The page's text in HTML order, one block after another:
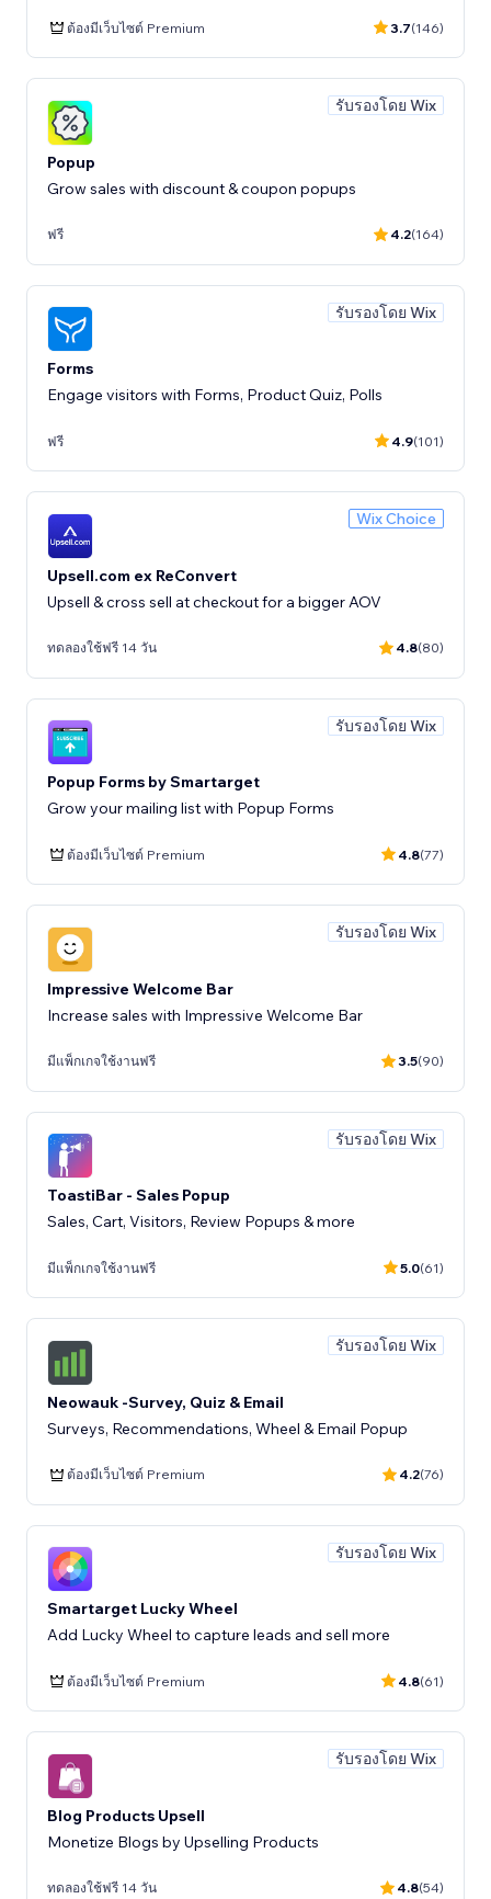
ต้องมีเว็บไซต์ Premium 3.7(146)
รับรองโดย Wix
Popup
Grow sales with discount & coupon popups
ฟรี 4.2(164)
รับรองโดย Wix
Forms
Engage visitors with Forms, Product Quiz, Polls
ฟรี 4.9(101)
Wix Choice
Upsell.com ex ReConvert
Upsell & cross sell at checkout for a bigger AOV
ทดลองใช้ฟรี 14 วัน 4.8(80)
รับรองโดย Wix
Popup Forms by Smartarget
Grow your mailing list with Popup Forms
ต้องมีเว็บไซต์ Premium 4.8(77)
รับรองโดย Wix
Impressive Welcome Bar
Increase sales with Impressive Welcome Bar
มีแพ็กเกจใช้งานฟรี 3.5(90)
รับรองโดย Wix
ToastiBar - Sales Popup
Sales, Cart, Visitors, Review Popups & more
มีแพ็กเกจใช้งานฟรี 5.0(61)
รับรองโดย Wix
Neowauk -Survey, Quiz & Email
Surveys, Recommendations, Wheel & Email Popup
ต้องมีเว็บไซต์ Premium 4.2(76)
รับรองโดย Wix
Smartarget Lucky Wheel
Add Lucky Wheel to capture leads and sell more
ต้องมีเว็บไซต์ Premium 4.8(61)
รับรองโดย Wix
Blog Products Upsell
Monetize Blogs by Upselling Products
ทดลองใช้ฟรี 14 วัน 4.8(54)